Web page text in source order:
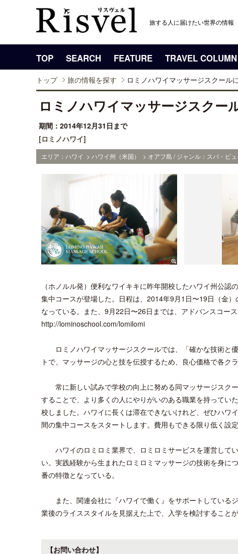
旅する人に届けたい世界の情報
TOP SEARCH FEATURE TRAVEL COLUMN
トップ 旅の情報を探す ロミノハワイマッサージスクール
ロミノハワイマッサージスクー
期間：2014年12月31日まで
[ロミノハワイ]
エリア：ハワイ > ハワイ州（米国） > オアフ島 / ジャンル：スパ・ビ
（ホノルル発）便利なワイキキに昨年開校したハワイ州公
集中コースが登場した。日程は、2014年9月1日〜19日（金
なっている。また、9月22日〜26日までは、アドバンスコー
http://lominoschool.com/lomilomi
ロミノハワイマッサージスクールでは、「確かな技術と
トで、マッサージの心と技を伝授するため、良心価格で各ク
常に新しい試みで学校の向上に努める同マッサージスク
することで、より多くの人にやりがいのある職業を持ってい
校しました。ハワイに長くは滞在できないけれど、ぜひハワ
間の集中コースをスタートします。費用もできる限り低く設
ハワイのロミロミ業界で、ロミロミサービスを運営して
い。実践経験から生まれたロミロミマッサージの技術を身に
番の特徴となっている。
また、関連会社に『ハワイで働く』をサポートしている
業後のライススタイルを見据えた上で、入学を検討することが
【お問い合わせ】